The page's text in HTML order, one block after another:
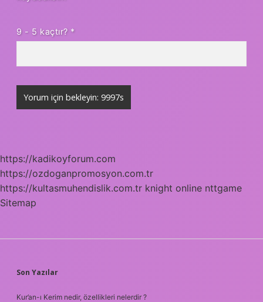
9 - 5 kaçtır? *
https://kadikoyforum.com
https://ozdoganpromosyon.com.tr
https://kultasmuhendislik.com.tr knight online nttgame
Sitemap
SIDEBAR
Son Yazılar
Kur’an-ı Kerim nedir, özellikleri nelerdir ?